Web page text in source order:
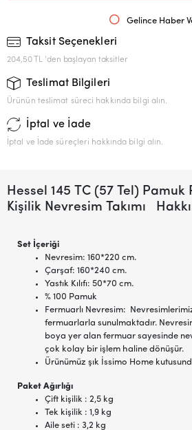
Gelince Haber
Taksit Seçenekleri
204,50 TL 'den başlayan taksitler
Teslimat Bilgileri
Ürünün teslimat süreci hakkında bilgi alın.
İptal ve İade
İptal ve İade süreçleri hakkında bilgi alın.
Hessel 145 TC (57 Tel) Pamuk
Kişilik Nevresim Takımı
Set İçeriği
Nevresim: 160*220 cm.
Çarşaf: 160*240 cm.
Yastık Kılıfı: 50*70 cm.
% 100 Pamuk
Fermuarlı Nevresim:
fermuarlarla sunulmaktadır.
boya yer alan fermuar sayesinde
çok kolay bir işlem haline dönüşür.
Ürünümüz şık İssimo Home
Paket Ağırlığı
Çift kişilik : 2,5 kg
Tek kişilik : 1,9 kg
Aile seti : 3,2 kg